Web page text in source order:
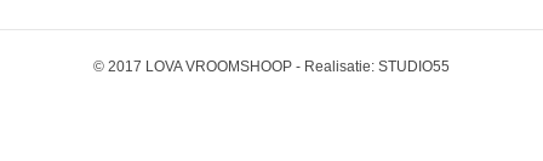
© 2017 LOVA VROOMSHOOP - Realisatie: STUDIO55